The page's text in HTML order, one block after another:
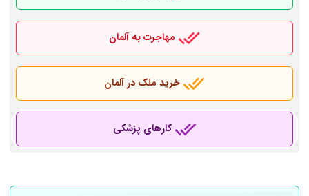
مهاجرت به آلمان
خرید ملک در آلمان
کارهای پزشکی